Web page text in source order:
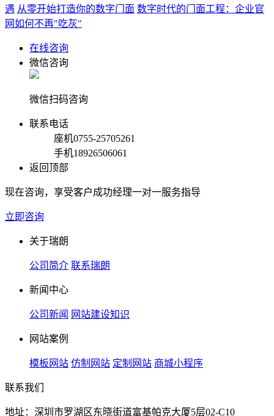
遇 从零开始打造你的数字门面 数字时代的门面工程：企业官
网如何不再"吃灰"
在线咨询
微信咨询
微信扫码咨询
联系电话
座机0755-25705261
手机18926506061
返回顶部
现在咨询，享受客户成功经理一对一服务指导
立即咨询
关于瑞朗
公司简介 联系瑞朗
新闻中心
公司新闻 网站建设知识
网站案例
模板网站 仿制网站 定制网站 商城小程序
联系我们
地址：深圳市罗湖区东晓街道富基帕克大厦5层02-C10